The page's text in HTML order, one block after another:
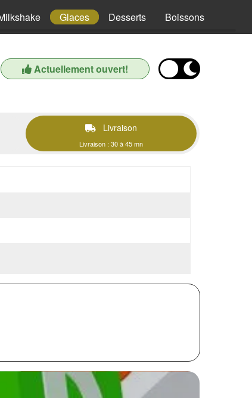
Glaces Desserts Boissons
Actuellement ouvert!
Livraison
Livraison : 30 à 45 mn